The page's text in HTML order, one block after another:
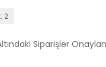
2
Siparişler